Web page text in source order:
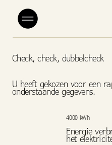
Check, check, dubbelcheck
U heeft gekozen voor een
onderstaande gegevens.
4000 kWh
Energie
het